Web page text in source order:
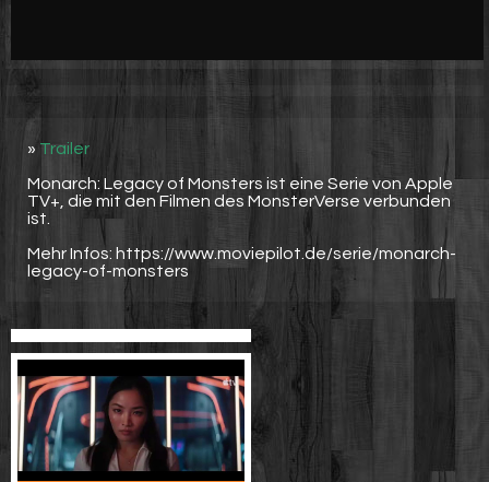
» Trailer
Monarch: Legacy of Monsters ist eine Serie von Apple
TV+, die mit den Filmen des MonsterVerse verbunden
ist.
Mehr Infos: https://www.moviepilot.de/serie/monarch-
legacy-of-monsters